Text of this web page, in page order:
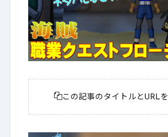
この記事のタイトルとURL